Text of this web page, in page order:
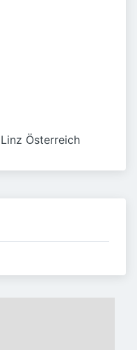
Österreich